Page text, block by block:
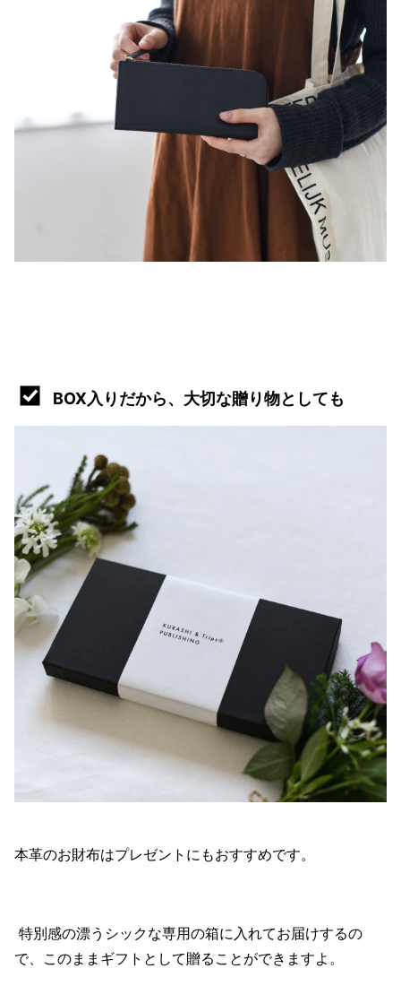
BOX入りだから、大切な贈り物としても
本革のお財布はプレゼントにもおすすめです。
特別感の漂うシックな専用の箱に入れてお届けするの
で、このままギフトとして贈ることができますよ。